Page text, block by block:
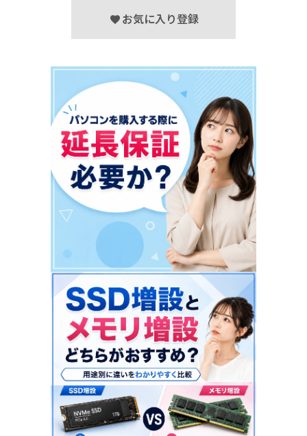
お気に入り登録